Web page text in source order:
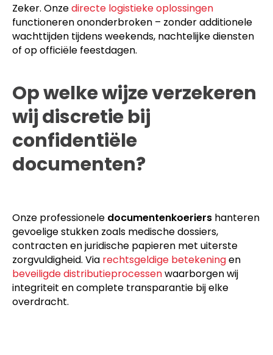
Zeker. Onzedirecte logistieke oplossingen
functioneren ononderbroken – zonder additionele
wachttijden tijdens weekends, nachtelijke diensten
of op officiële feestdagen.
Op welke wijze verzekeren
wij discretie bij
confidentiële
documenten?
Onze professionele documentenkoeriers hanteren
gevoelige stukken zoals medische dossiers,
contracten en juridische papieren met uiterste
zorgvuldigheid. Via rechtsgeldige betekeningen
beveiligde distributieprocessenwaarborgen wij
integriteit en complete transparantie bij elke
overdracht.